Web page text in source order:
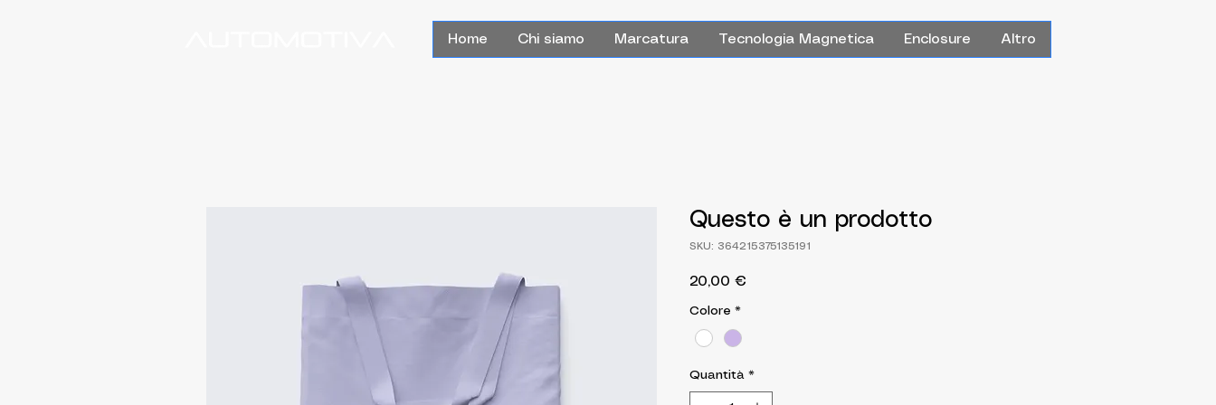
Home Chi siamo Marcatura Tecnologia Magnetica Enclosure Altro
Questo è un prodotto
SKU: 364215375135191
20,00 €
Colore *
Quantità *